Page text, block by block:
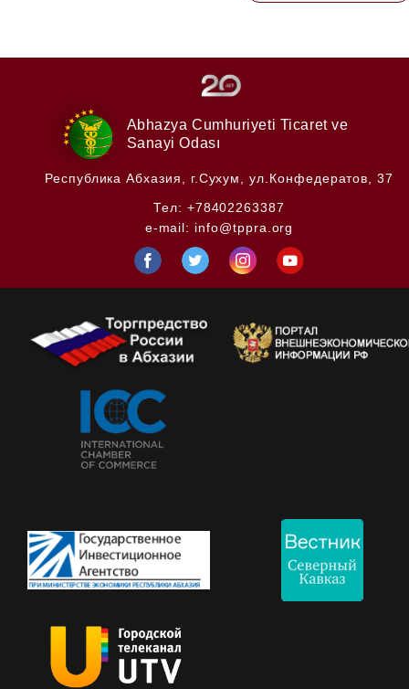
Abhazya Cumhuriyeti Ticaret ve
Sanayi Odası
Республика Абхазия,
г.Сухум, ул.Конфедератов, 37
Тел: +78402263387
e-mail: info@tppra.org